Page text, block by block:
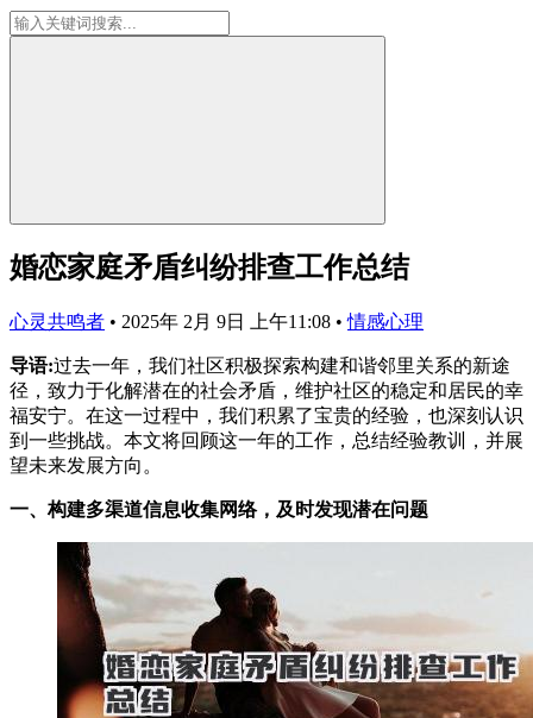
婚恋家庭矛盾纠纷排查工作总结
心灵共鸣者 • 2025年 2月 9日 上午11:08 • 情感心理
导语:过去一年，我们社区积极探索构建和谐邻里关系的新途
径，致力于化解潜在的社会矛盾，维护社区的稳定和居民的幸
福安宁。在这一过程中，我们积累了宝贵的经验，也深刻认识
到一些挑战。本文将回顾这一年的工作，总结经验教训，并展
望未来发展方向。
一、构建多渠道信息收集网络，及时发现潜在问题